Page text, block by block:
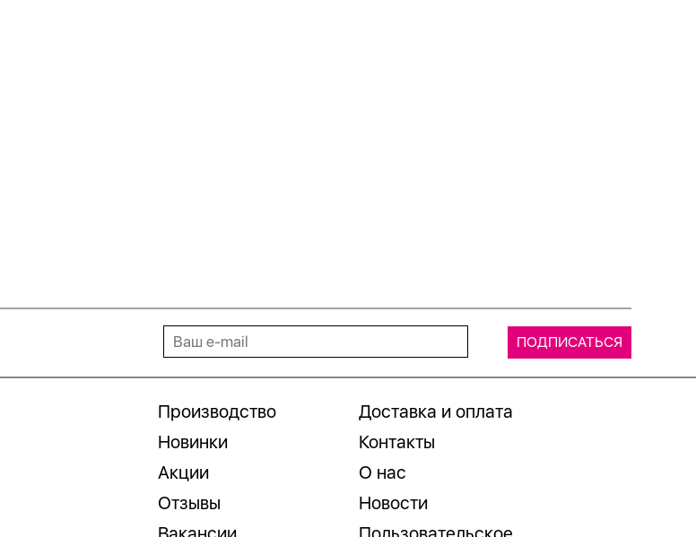
Производство
Новинки
Акции
Отзывы
Доставка и оплата
Контакты
О нас
Новости